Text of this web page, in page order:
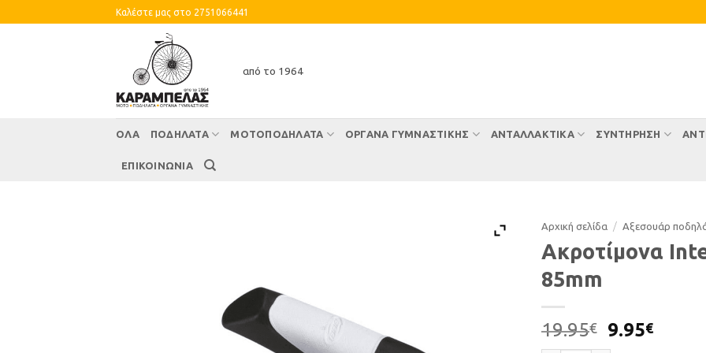
to
Καλέστε μας στο 2751066441
από το 1964
ΌΛΑ ΠΟΔΗΛΑΤΑ ΜΟΤΟΠΟΔΗΛΑΤΑ ΟΡΓΑΝΑ ΓΥΜΝΑΣΤΙΚΗΣ ΑΝΤΑΛΛΑΚΤΙΚΑ ΣΥΝΤΉΡΗΣΗ
ΕΠΙΚΟΙΝΩΝΙΑ
Αρχική σελίδα / Αξεσουάρ
Ακροτίμονα
85mm
19.95€
Original
price
9.95€Η